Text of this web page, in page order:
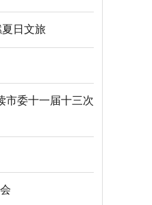
日文旅
市委十一届十三次